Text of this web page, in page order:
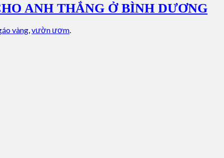
ANH THẮNG Ở BÌNH DƯƠNG
vàng,vườn ươm.